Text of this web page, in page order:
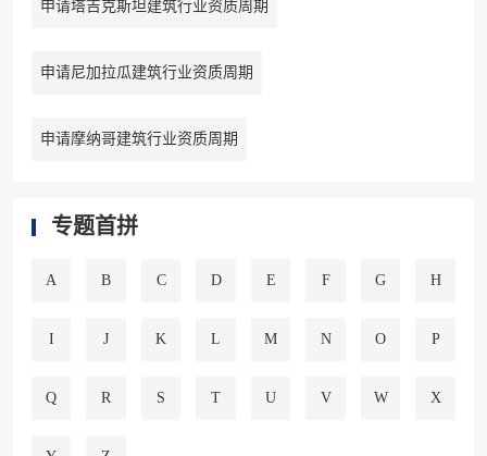
申请塔吉克斯坦建筑行业资质周期
申请尼加拉瓜建筑行业资质周期
申请摩纳哥建筑行业资质周期
专题首拼
A B C D E F G H
I J K L M N O P
Q R S T U V W X